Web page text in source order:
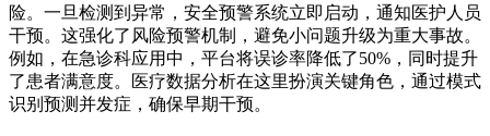
险。一旦检测到异常，安全预警系统立即启动，通知医护人员
干预。这强化了风险预警机制，避免小问题升级为重大事故。
例如，在急诊科应用中，平台将误诊率降低了50%，同时提升
了患者满意度。医疗数据分析在这里扮演关键角色，通过模式
识别预测并发症，确保早期干预。